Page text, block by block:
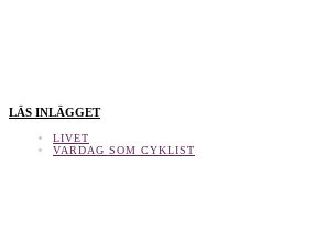
LÄS INLÄGGET
LIVET
VARDAG SOM CYKLIST